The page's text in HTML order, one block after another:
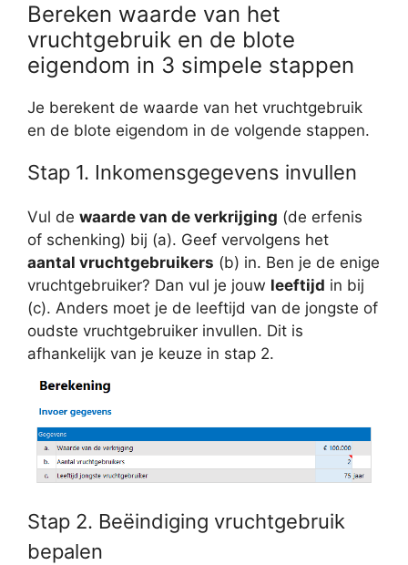
Bereken waarde van het
vruchtgebruik en de blote
eigendom in 3 simpele stappen
Je berekent de waarde van het vruchtgebruik
en de blote eigendom in de volgende stappen.
Stap 1. Inkomensgegevens invullen
Vul de waarde van de verkrijging (de erfenis
of schenking) bij (a). Geef vervolgens het
aantal vruchtgebruikers (b) in. Ben je de enige
vruchtgebruiker? Dan vul je jouw leeftijd in bij
(c). Anders moet je de leeftijd van de jongste of
oudste vruchtgebruiker invullen. Dit is
afhankelijk van je keuze in stap 2.
Stap 2. Beëindiging vruchtgebruik
bepalen